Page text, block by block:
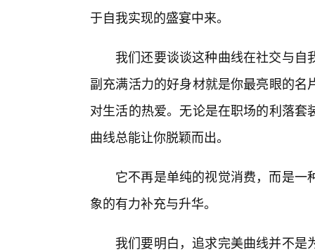
于自我实现的盛宴中来。
我们还要谈谈这种曲线在社交与
副充满活力的好身材就是你最亮眼的
对生活的热爱。无论是在职场的利落
曲线总能让你脱颖而出。
它不再是单纯的视觉消费，而是
象的有力补充与升华。
我们要明白，追求完美曲线并不